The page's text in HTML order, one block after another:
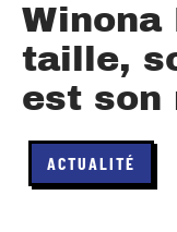
Winona
taille,
est son
ACTUALITÉ